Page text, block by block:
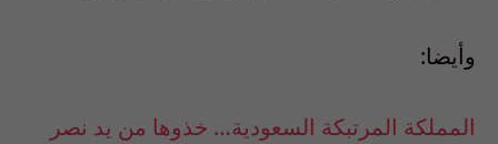
وأيضا:
المملكة المرتبكة السعودية… خذوها من يد نصر